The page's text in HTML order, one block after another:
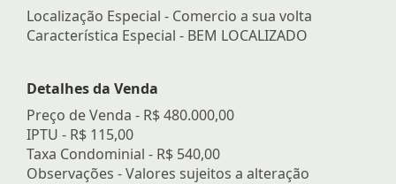
Localização Especial - Comercio a sua volta
Característica Especial - BEM LOCALIZADO
Detalhes da Venda
Preço de Venda - R$ 480.000,00
IPTU - R$ 115,00
Taxa Condominial - R$ 540,00
Observações - Valores sujeitos a alteração